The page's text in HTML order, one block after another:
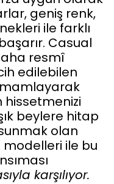
geniş renk,
ile farklı
Casual
resmî
edilebilen
hissetmenizi
beylere hitap
olan
ile bu
karşılıyor.